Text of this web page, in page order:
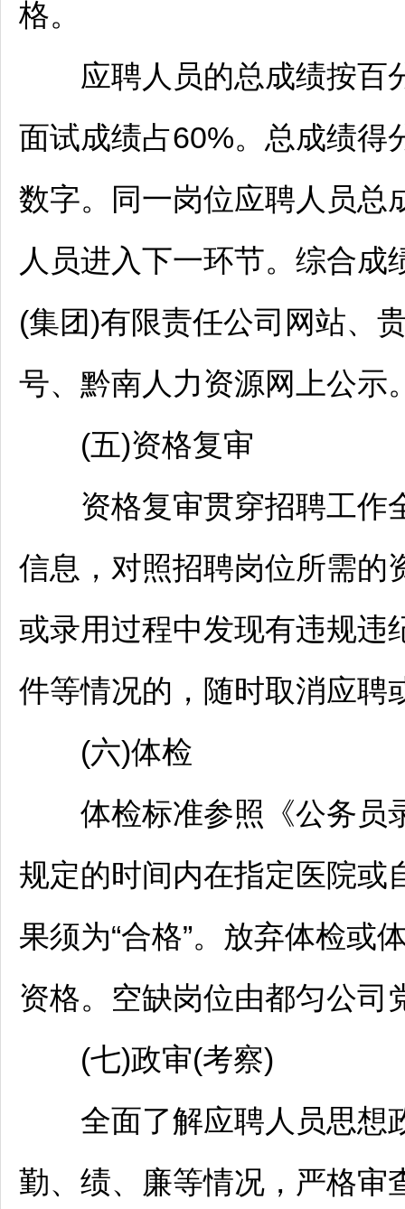
格。
应聘人员的总成绩按百
面试成绩占60%。总成绩得
数字。同一岗位应聘人员总
人员进入下一环节。综合
(集团)有限责任公司网站、
号、 黔南人力资源网上公示
(五)资格复审
资格复审贯穿招聘工作
信息，对照招聘岗位所需的
或录用过程中发现有违规违
件等情况的，随时取消应聘
(六)体检
体检标准参照《公务员
规定的时间内在指定医院或
果须为“合格”。放弃体检或
资格。空缺岗位由都匀公司
(七)政审(考察)
全面了解应聘人员思想
勤、绩、廉等情况，严格审